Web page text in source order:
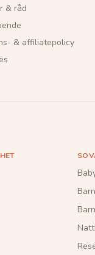
& råd
& affiliatepolicy